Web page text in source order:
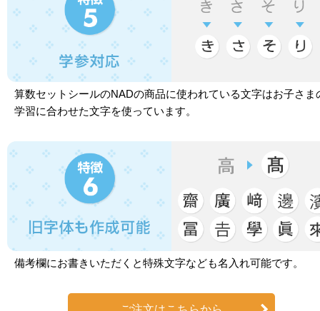
算数セットシールのNADの商品に使われている文字はお子さま
学習に合わせた文字を使っています。
備考欄にお書きいただくと特殊文字なども名入れ可能です。